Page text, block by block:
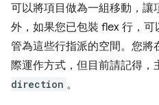
可以將項目做為一組移動，讓
外，如果您已包裝 flex 行，
管為這些行指派的空間。您
際運作方式，但目前請記得，
direction 。